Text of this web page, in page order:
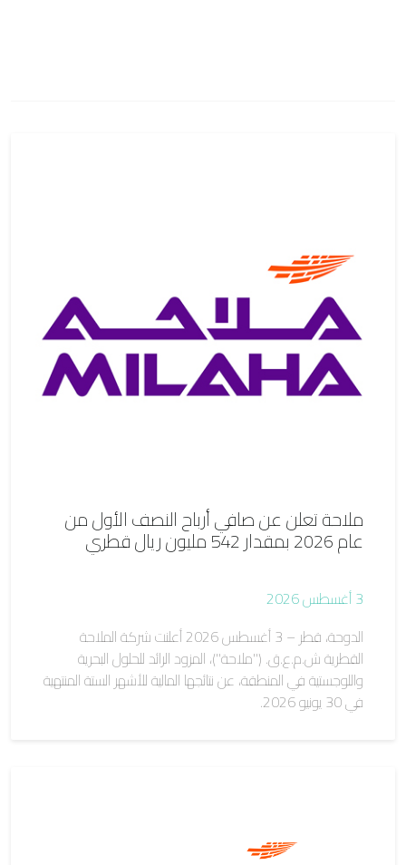
ملاحة تعلن عن صافي أرباح النصف الأول من
عام 2026 بمقدار 542 مليون ريال قطري
3 أغسطس 2026
الدوحة، قطر – 3 أغسطس 2026 أعلنت شركة الملاحة
القطرية ش.م.ع.ق. ("ملاحة")، المزود الرائد للحلول البحرية
واللوجستية في المنطقة، عن نتائجها المالية للأشهر الستة المنتهية
في 30 يونيو 2026.